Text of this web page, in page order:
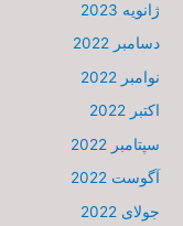
ژانویه 2023
دسامبر 2022
نوامبر 2022
اکتبر 2022
سپتامبر 2022
آگوست 2022
جولای 2022